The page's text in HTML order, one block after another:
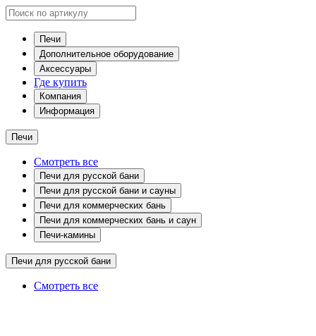
Печи
Дополнительное оборудование
Аксессуары
Где купить
Компания
Информация
Печи
Смотреть все
Печи для русской бани
Печи для русской бани и сауны
Печи для коммерческих бань
Печи для коммерческих бань и саун
Печи-камины
Печи для русской бани
Смотреть все